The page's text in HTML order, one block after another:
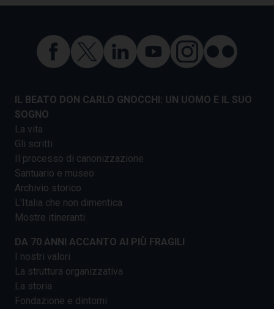
IL BEATO DON CARLO GNOCCHI: UN UOMO E IL SUO
SOGNO
La vita
Gli scritti
Il processo di canonizzazione
Santuario e museo
Archivio storico
L'Italia che non dimentica
Mostre itineranti
DA 70 ANNI ACCANTO AI PIÙ FRAGILI
I nostri valori
La struttura organizzativa
La storia
Fondazione e dintorni